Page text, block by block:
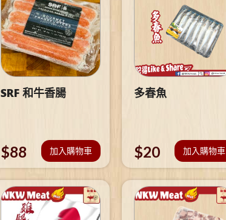
SRF 和牛香腸
$88 加入購物車
多春魚
$20 加入購物車